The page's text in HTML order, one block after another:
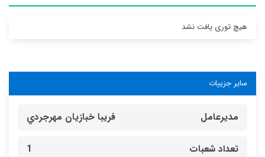
هیچ توری یافت نشد
سایر جزییات
مدیرعامل فريبا خبازيان مهرجردي
تعداد شعبات 1